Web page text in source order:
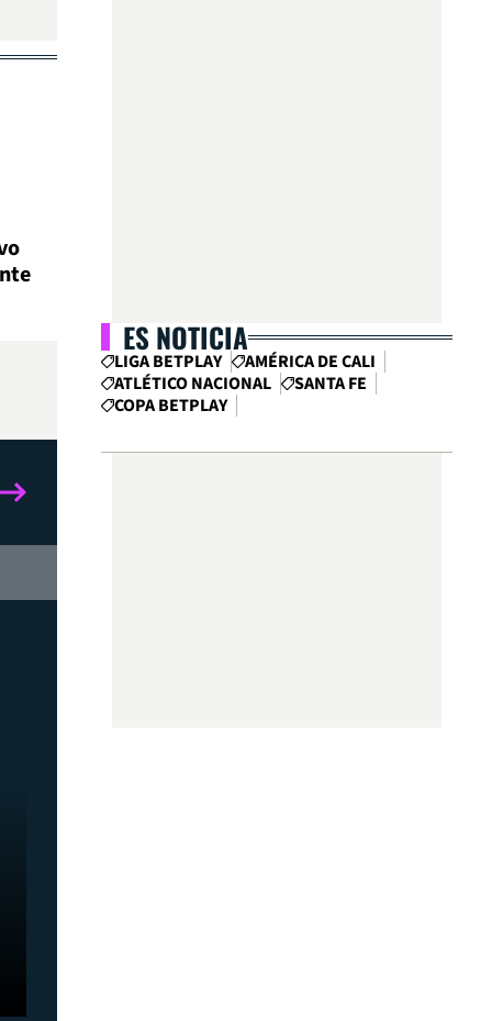
ES NOTICIA
LIGA BETPLAY
AMÉRICA DE CALI
ATLÉTICO NACIONAL
SANTA FE
COPA BETPLAY